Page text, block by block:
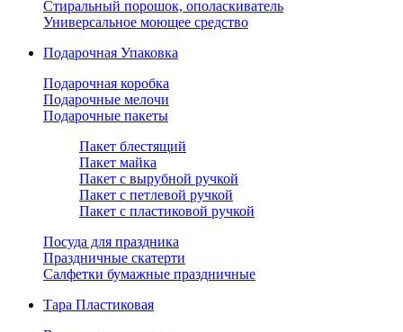
Стиральный порошок, ополаскиватель
Универсальное моющее средство
Подарочная Упаковка
Подарочная коробка
Подарочные мелочи
Подарочные пакеты
Пакет блестящий
Пакет майка
Пакет с вырубной ручкой
Пакет с петлевой ручкой
Пакет с пластиковой ручкой
Посуда для праздника
Праздничные скатерти
Салфетки бумажные праздничные
Тара Пластиковая